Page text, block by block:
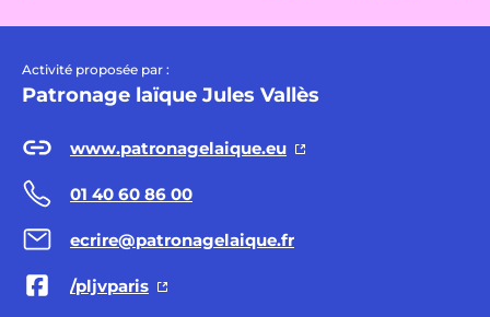
Activité proposée par :
Patronage laïque Jules Vallès
www.patronagelaique.eu
01 40 60 86 00
ecrire@patronagelaique.fr
/pljvparis